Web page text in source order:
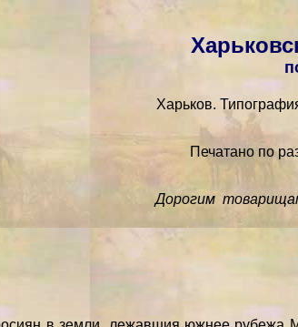
Харьков.
Печатано по
Дорогим